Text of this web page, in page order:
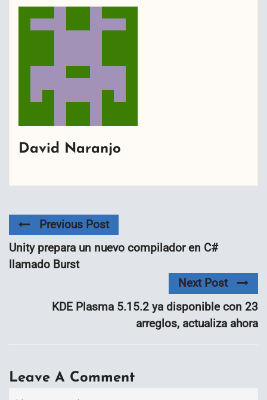
David Naranjo
Previous Post
Unity prepara un nuevo compilador en C#
llamado Burst
Next Post
KDE Plasma 5.15.2 ya disponible con 23
arreglos, actualiza ahora
Leave A Comment